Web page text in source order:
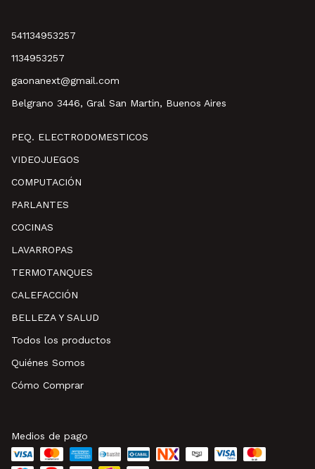
541134953257
1134953257
gaonanext@gmail.com
Belgrano 3446, Gral San Martin, Buenos Aires
PEQ. ELECTRODOMESTICOS
VIDEOJUEGOS
COMPUTACIÓN
PARLANTES
COCINAS
LAVARROPAS
TERMOTANQUES
CALEFACCIÓN
BELLEZA Y SALUD
Todos los productos
Quiénes Somos
Cómo Comprar
Medios de pago